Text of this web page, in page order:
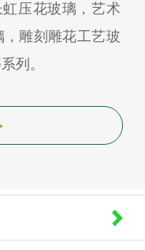
压花玻璃，艺术
雕刻雕花工艺玻
列。